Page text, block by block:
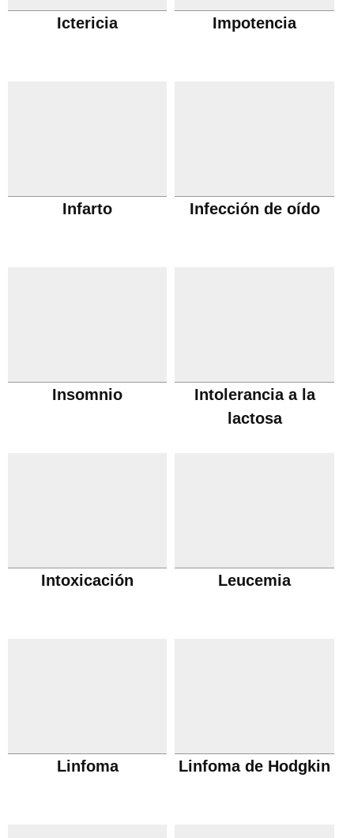
Ictericia Impotencia
Infarto Infección de oído
Insomnio
Intolerancia a la
lactosa
Intoxicación Leucemia
Linfoma Linfoma de Hodgkin